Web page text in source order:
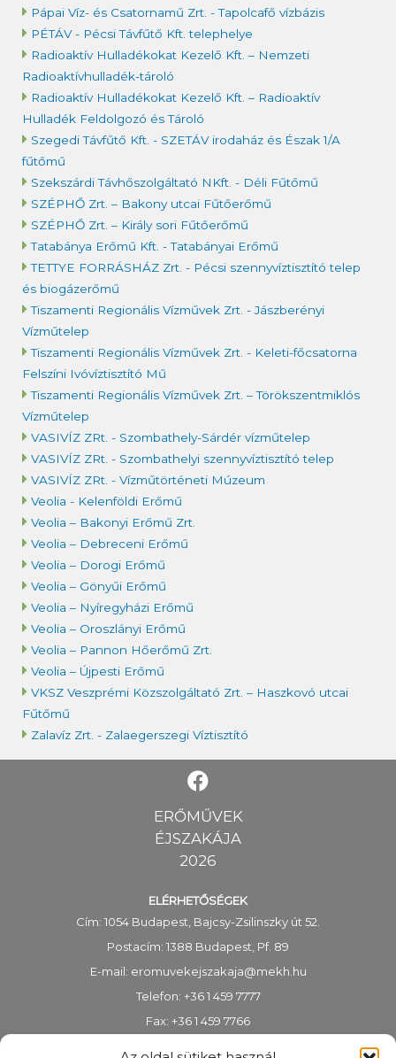
Pápai Víz- és Csatornamű Zrt. - Tapolcafő vízbázis
PÉTÁV - Pécsi Távfűtő Kft. telephelye
Radioaktív Hulladékokat Kezelő Kft. – Nemzeti
Radioaktívhulladék-tároló
Radioaktív Hulladékokat Kezelő Kft. – Radioaktív
Hulladék Feldolgozó és Tároló
Szegedi Távfűtő Kft. - SZETÁV irodaház és Észak 1/A
fűtőmű
Szekszárdi Távhőszolgáltató NKft. - Déli Fűtőmű
SZÉPHŐ Zrt. – Bakony utcai Fűtőerőmű
SZÉPHŐ Zrt. – Király sori Fűtőerőmű
Tatabánya Erőmű Kft. - Tatabányai Erőmű
TETTYE FORRÁSHÁZ Zrt. - Pécsi szennyvíztisztító telep
és biogázerőmű
Tiszamenti Regionális Vízművek Zrt. - Jászberényi
Vízműtelep
Tiszamenti Regionális Vízművek Zrt. - Keleti-főcsatorna
Felszíni Ivóvíztisztító Mű
Tiszamenti Regionális Vízművek Zrt. – Törökszentmiklós
Vízműtelep
VASIVÍZ ZRt. - Szombathely-Sárdér vízműtelep
VASIVÍZ ZRt. - Szombathelyi szennyvíztisztító telep
VASIVÍZ ZRt. - Vízműtörténeti Múzeum
Veolia - Kelenföldi Erőmű
Veolia – Bakonyi Erőmű Zrt.
Veolia – Debreceni Erőmű
Veolia – Dorogi Erőmű
Veolia – Gönyűi Erőmű
Veolia – Nyíregyházi Erőmű
Veolia – Oroszlányi Erőmű
Veolia – Pannon Hőerőmű Zrt.
Veolia – Újpesti Erőmű
VKSZ Veszprémi Közszolgáltató Zrt. – Haszkovó utcai
Fűtőmű
Zalavíz Zrt. - Zalaegerszegi Víztisztító
ERŐMŰVEK
ÉJSZAKÁJA
2026
ELÉRHETŐSÉGEK
Cím: 1054 Budapest, Bajcsy-Zsilinszky út 52.
Postacím: 1388 Budapest, Pf. 89
E-mail: eromuvekejszakaja@mekh.hu
Telefon: +36 1 459 7777
Fax: +36 1 459 7766